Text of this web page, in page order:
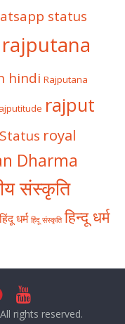
status
rajputana
hindi Rajputana
rajput
royal
Dharma
संस्कृति
हिंदू धर्म हिंदू संस्कृति हिन्दू धर्म
rights reserved.